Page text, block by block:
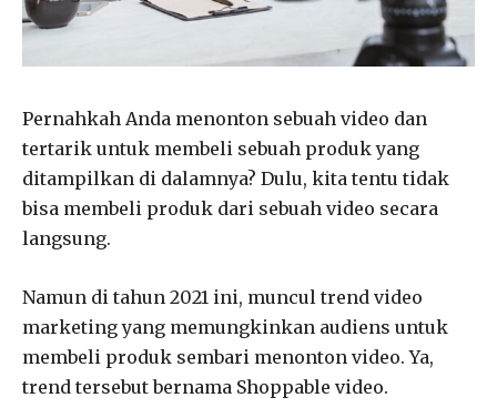
Pernahkah Anda menonton sebuah video dan
tertarik untuk membeli sebuah produk yang
ditampilkan di dalamnya? Dulu, kita tentu tidak
bisa membeli produk dari sebuah video secara
langsung.
Namun di tahun 2021 ini, muncul trend video
marketing yang memungkinkan audiens untuk
membeli produk sembari menonton video. Ya,
trend tersebut bernama Shoppable video.